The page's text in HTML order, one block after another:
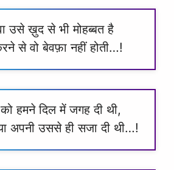
उसे ख़ुद से भी मोहब्बत है
से वो बेवफ़ा नहीं होती…!
हमने दिल में जगह दी थी,
अपनी उससे ही सजा दी थी…!